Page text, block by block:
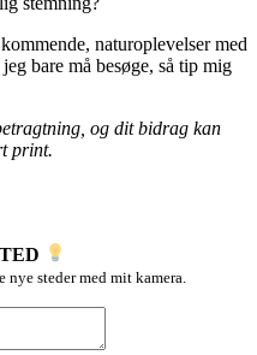
naturoplevelser med
bare må besøge, så tip mig
og dit bidrag kan
print.
steder med mit kamera.